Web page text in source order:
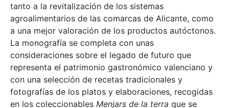
tanto a la revitalización de los sistemas
agroalimentarios de las comarcas de Alicante, como
a una mejor valoración de los productos autóctonos.
La monografía se completa con unas
consideraciones sobre el legado de futuro que
representa el patrimonio gastronómico valenciano y
con una selección de recetas tradicionales y
fotografías de los platos y elaboraciones, recogidas
en los coleccionables Menjars de la terra que se